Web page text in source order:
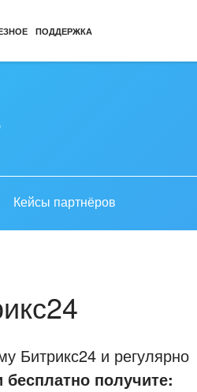
ПОДДЕРЖКА
Кейсы партнёров
Битрикс24 и регулярно
бесплатно получите: